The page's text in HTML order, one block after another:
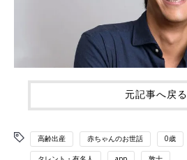
元記事へ戻る
高齢出産 赤ちゃんのお世話 0歳